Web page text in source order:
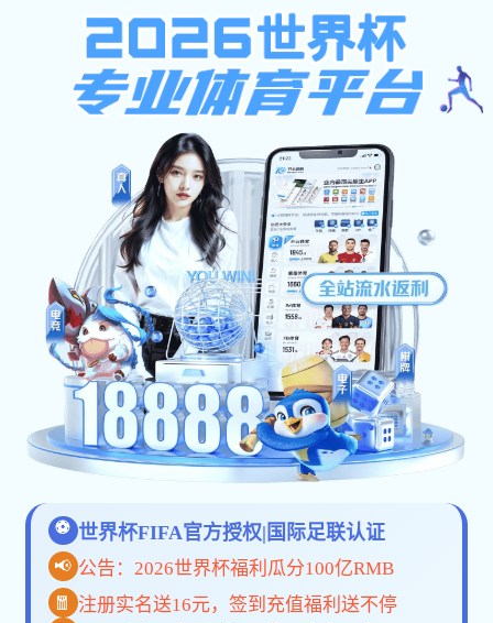
当前位置： 首页> 产品中心 >卧室系列
产品中心
新闻中心
2023年建材行业趋势分析：智能家居与环
公司动态：我们在建材与家居行业的创新与发